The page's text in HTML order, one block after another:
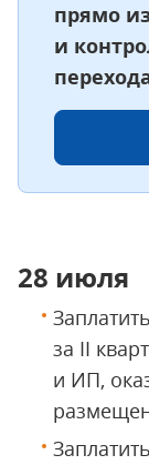
прямо
и
28 июля
за II
и ИП,